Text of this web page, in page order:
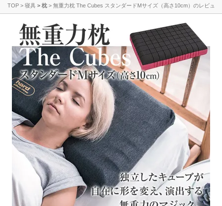
ネイビー イエロー レッド グリーン オレンジ
ピンク ブルー パープル
寝具一覧を見る
マットレス
マットレスを探す
TOP 寝具 枕 無重力枕 The Cubes スタンダードMサイズ（高さ10cm）のレビュー